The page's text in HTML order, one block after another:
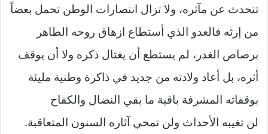
تتحدث عن مآثره، ولا تزال انتصارات الوطن تحمل بعضاً
من إرثه فالعدو الذي أستطاع ازهاق روحه الطاهر
برصاص الغدر، لم يستطع أن يغتال ذكره ولا أن يوقف
أثره، بل أعاد ولادته من جديد في ذاكرة وطنية مليئة
بوقفاته المشرفة باقية ما بقي النضال والكفاح
لن تغيبه الأحداث ولن تمحي آثاره السنون المتعاقبة.